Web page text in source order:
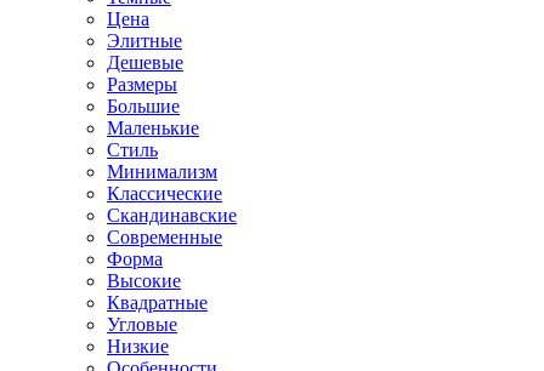
Цена
Элитные
Дешевые
Размеры
Большие
Маленькие
Стиль
Минимализм
Классические
Скандинавские
Современные
Форма
Высокие
Квадратные
Угловые
Низкие